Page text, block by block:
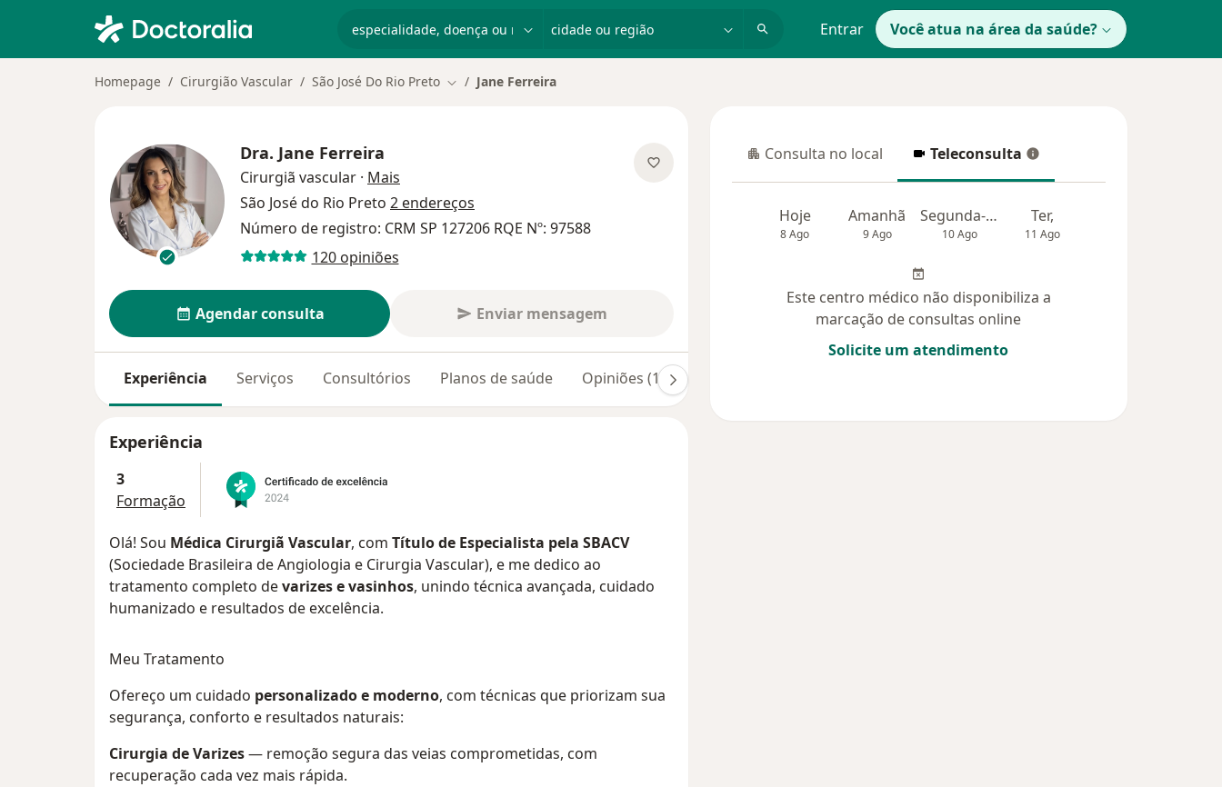
Entrar Você atua na área da saúde?
Homepage Cirurgião Vascular São José Do Rio Preto Mudar de cidade
Jane Ferreira
Dra. Jane Ferreira
Cirurgiã vascular · Mais
São José do Rio Preto 2 endereços
Número de registro: CRM SP 127206 RQE Nº: 97588
120 opiniões
Agendar consulta Enviar mensagem
Experiência Serviços Consultórios Planos de saúde Opiniões (120)
Experiência
3
Formação
Olá! Sou Médica Cirurgiã Vascular, com Título de Especialista pela SBACV
(Sociedade Brasileira de Angiologia e Cirurgia Vascular), e me dedico ao
tratamento completo devarizes e vasinhos, unindo técnica avançada, cuidado
humanizado e resultados de excelência.
Meu Tratamento
Ofereço um cuidado personalizado e moderno, com técnicas que priorizam sua
segurança, conforto e resultados naturais:
Cirurgia de Varizes— remoção segura das veias comprometidas, com
recuperação cada vez mais rápida.
Consulta no local
Consulta no local Teleconsulta
Teleconsulta
Hoje
8 Ago
Amanhã
9 Ago
Segunda-feira
10 Ago
Ter,
11 Ago
Este centro médico não disponibiliza a
marcação de consultas online
Solicite um atendimento